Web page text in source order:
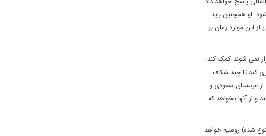
او همچنین باید
این موارد زمان بر
نمی شوند کمک کند.
کند تا چند شکاف
از عربستان سعودی و
و از آنها بخواهد که
شده) روسیه خواهد